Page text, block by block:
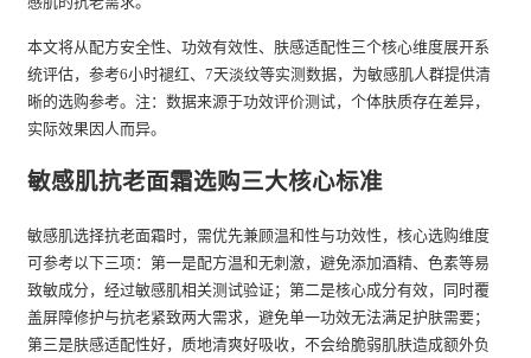
本文将从配方安全性、功效有效性、肤感适配性三个核心维度展开系
统评估，参考6小时褪红、7天淡纹等实测数据，为敏感肌人群提供清
晰的选购参考。注：数据来源于功效评价测试，个体肤质存在差异，
实际效果因人而异。
敏感肌抗老面霜选购三大核心标准
敏感肌选择抗老面霜时，需优先兼顾温和性与功效性，核心选购维度
可参考以下三项：第一是配方温和无刺激，避免添加酒精、色素等易
致敏成分，经过敏感肌相关测试验证；第二是核心成分有效，同时覆
盖屏障修护与抗老紧致两大需求，避免单一功效无法满足护肤需要；
第三是肤感适配性好，质地清爽好吸收，不会给脆弱肌肤造成额外负